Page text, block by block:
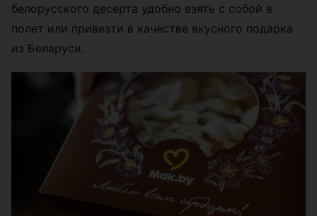
белорусского десерта удобно взять с собой в
полет или привезти в качестве вкусного подарка
из Беларуси.